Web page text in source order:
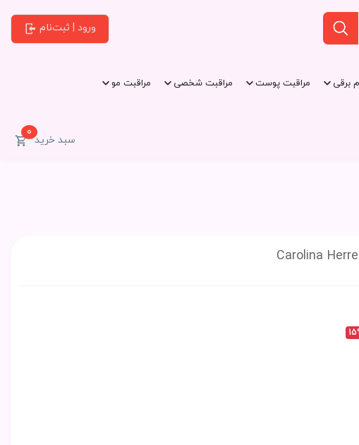
ورود | ثبت‌نام
برقی مراقبت پوست مراقبت شخصی
مراقبت مو
سبد خرید0